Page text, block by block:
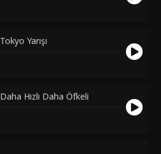
Yarışı
Hızlı Daha Öfkeli